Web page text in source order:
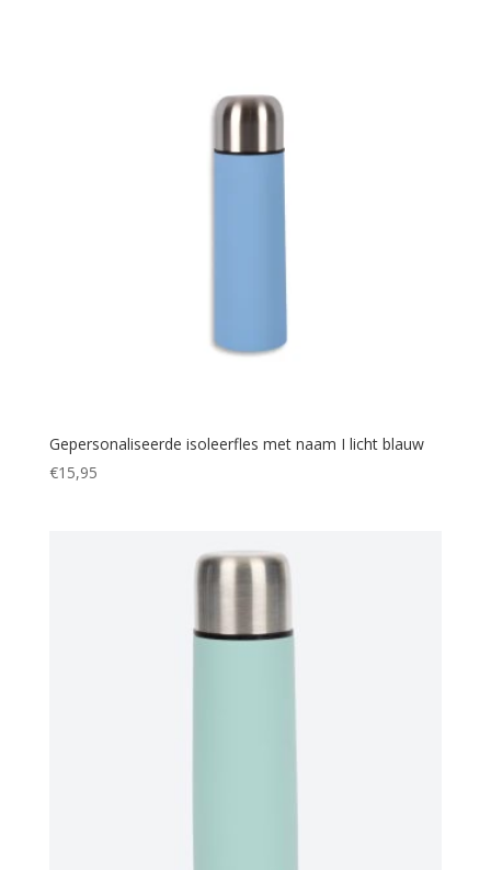
Gepersonaliseerde isoleerfles met naam I licht blauw
€15,95